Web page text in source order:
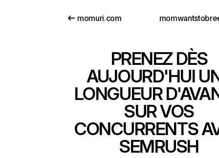
momuri.com
PRENEZ DÈS
AUJOURD'HUI
LONGUEUR
SUR VOS
CONCURRENTS
SEMRUSH